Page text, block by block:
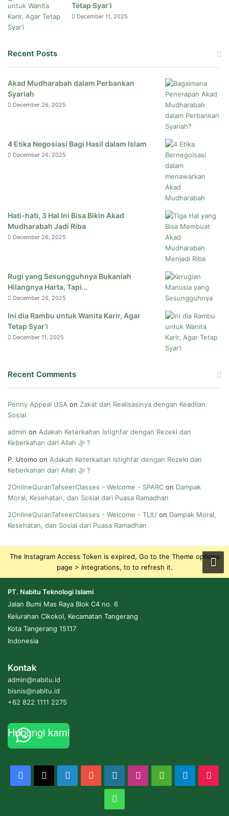
Tetap Syar’i
December 11, 2025
Recent Posts
Akad Mudharabah dalam Perbankan
Syariah
December 26, 2025
4 Etika Negosiasi Bagi Hasil dalam Islam
December 26, 2025
Hati-hati, 3 Hal Ini Bisa Bikin Akad
Mudharabah Jadi Riba
December 26, 2025
Rugi yang Sesungguhnya Bukanlah
Hilangnya Harta, Tapi…
December 26, 2025
Ini dia Rambu untuk Wanita Karir, Agar
Tetap Syar’i
December 11, 2025
Recent Comments
Penny Appeal USA on Zakat dan Realisasinya dengan Keadilan
Sosial
admin on Adakah Keterkaitan Istighfar dengan Rezeki dan
Keberkahan dari Allah ﷻ ?
P. Utomo on Adakah Keterkaitan Istighfar dengan Rezeki dan
Keberkahan dari Allah ﷻ ?
2OnlineQuranTafseerClasses - Welcome - SPARC on Dampak
Moral, Kesehatan, dan Sosial dari Puasa Ramadhan
2OnlineQuranTafseerClasses - Welcome - TLIU on Dampak Moral,
Kesehatan, dan Sosial dari Puasa Ramadhan
The Instagram Access Token is expired, Go to the Theme options
page > Integrations, to to refresh it.
PT. Nabitu Teknologi Islami
Jalan Bumi Mas Raya Blok C4 no. 6
Kelurahan Cikokol, Kecamatan Tangerang
Kota Tangerang 15117
Indonesia
Kontak
admin@nabitu.id
bisnis@nabitu.id
+62 822 1111 2275
Hubungi kami
Facebook
X LinkedInYouTubeWordPressInstagram
MediumTelegram